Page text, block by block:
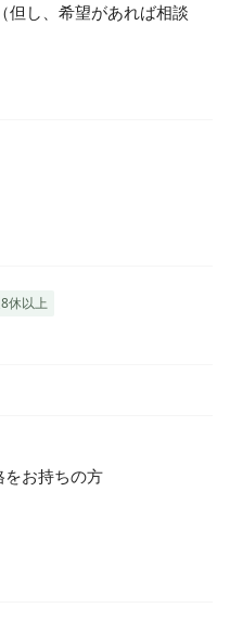
但し、希望があれば相談
休以上
をお持ちの方